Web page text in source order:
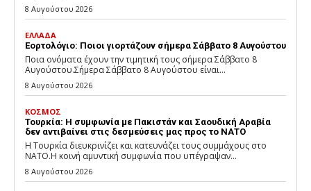
8 Αυγούστου 2026
ΕΛΛΑΔΑ
Εορτολόγιο: Ποιοι γιορτάζουν σήμερα Σάββατο 8 Αυγούστου
Ποια ονόματα έχουν την τιμητική τους σήμερα Σάββατο 8
Αυγούστου.Σήμερα Σάββατο 8 Αυγούστου είναι...
8 Αυγούστου 2026
ΚΟΣΜΟΣ
Τουρκία: Η συμφωνία με Πακιστάν και Σαουδική Αραβία
δεν αντιβαίνει στις δεσμεύσεις μας προς το ΝΑΤΟ
Η Τουρκία διευκρινίζει και κατευνάζει τους συμμάχους στο
ΝΑΤΟ.Η κοινή αμυντική συμφωνία που υπέγραψαν...
8 Αυγούστου 2026